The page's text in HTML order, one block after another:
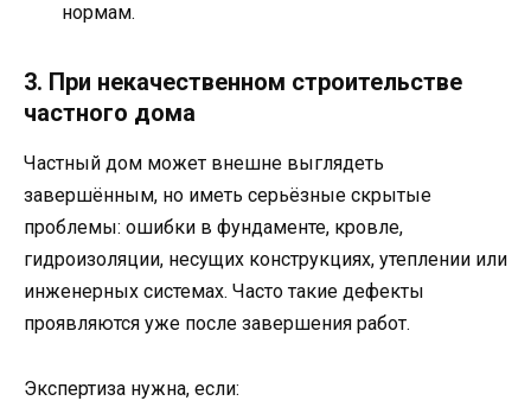
нормам.
3. При некачественном строительстве
частного дома
Частный дом может внешне выглядеть
завершённым, но иметь серьёзные скрытые
проблемы: ошибки в фундаменте, кровле,
гидроизоляции, несущих конструкциях, утеплении или
инженерных системах. Часто такие дефекты
проявляются уже после завершения работ.
Экспертиза нужна, если: